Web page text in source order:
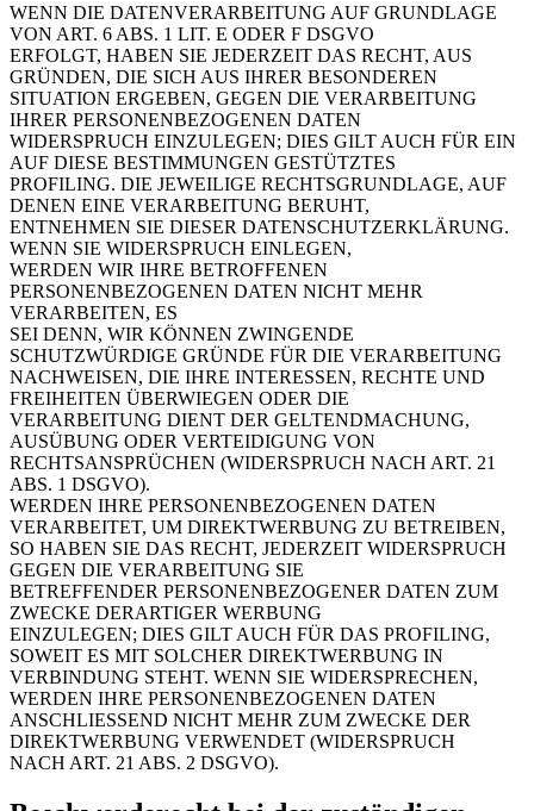
WENN DIE DATENVERARBEITUNG AUF GRUNDLAGE
VON ART. 6 ABS. 1 LIT. E ODER F DSGVO
ERFOLGT, HABEN SIE JEDERZEIT DAS RECHT, AUS
GRÜNDEN, DIE SICH AUS IHRER BESONDEREN
SITUATION ERGEBEN, GEGEN DIE VERARBEITUNG
IHRER PERSONENBEZOGENEN DATEN
WIDERSPRUCH EINZULEGEN; DIES GILT AUCH FÜR EIN
AUF DIESE BESTIMMUNGEN GESTÜTZTES
PROFILING. DIE JEWEILIGE RECHTSGRUNDLAGE, AUF
DENEN EINE VERARBEITUNG BERUHT,
ENTNEHMEN SIE DIESER DATENSCHUTZERKLÄRUNG.
WENN SIE WIDERSPRUCH EINLEGEN,
WERDEN WIR IHRE BETROFFENEN
PERSONENBEZOGENEN DATEN NICHT MEHR
VERARBEITEN, ES
SEI DENN, WIR KÖNNEN ZWINGENDE
SCHUTZWÜRDIGE GRÜNDE FÜR DIE VERARBEITUNG
NACHWEISEN, DIE IHRE INTERESSEN, RECHTE UND
FREIHEITEN ÜBERWIEGEN ODER DIE
VERARBEITUNG DIENT DER GELTENDMACHUNG,
AUSÜBUNG ODER VERTEIDIGUNG VON
RECHTSANSPRÜCHEN (WIDERSPRUCH NACH ART. 21
ABS. 1 DSGVO).
WERDEN IHRE PERSONENBEZOGENEN DATEN
VERARBEITET, UM DIREKTWERBUNG ZU BETREIBEN,
SO HABEN SIE DAS RECHT, JEDERZEIT WIDERSPRUCH
GEGEN DIE VERARBEITUNG SIE
BETREFFENDER PERSONENBEZOGENER DATEN ZUM
ZWECKE DERARTIGER WERBUNG
EINZULEGEN; DIES GILT AUCH FÜR DAS PROFILING,
SOWEIT ES MIT SOLCHER DIREKTWERBUNG IN
VERBINDUNG STEHT. WENN SIE WIDERSPRECHEN,
WERDEN IHRE PERSONENBEZOGENEN DATEN
ANSCHLIESSEND NICHT MEHR ZUM ZWECKE DER
DIREKTWERBUNG VERWENDET (WIDERSPRUCH
NACH ART. 21 ABS. 2 DSGVO).